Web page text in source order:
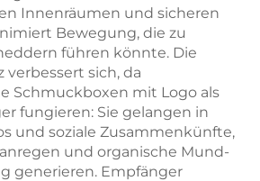
Innenräumen und sicheren
Bewegung, die zu
führen könnte. Die
sich, da
Schmuckboxen mit Logo als
fungieren: Sie gelangen in
und soziale Zusammenkünfte,
und organische Mund-
generieren. Empfänger